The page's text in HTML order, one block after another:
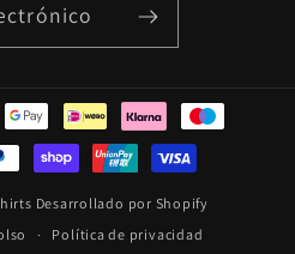
Desarrollado por Shopify
Política de privacidad